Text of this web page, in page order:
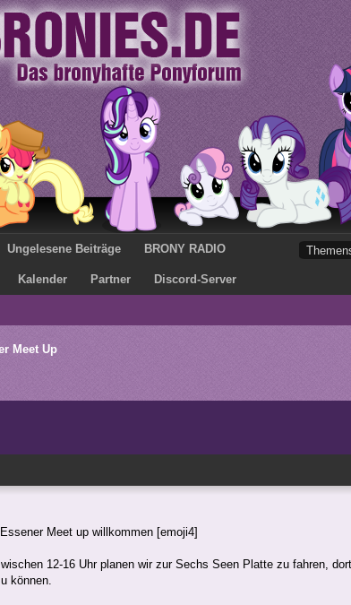
Ungelesene Beiträge BRONY RADIO
Kalender Partner Discord-Server
Meet Up
Meet up willkommen [emoji4]
12-16 Uhr planen wir zur Sechs Seen Platte zu fahren,
können.